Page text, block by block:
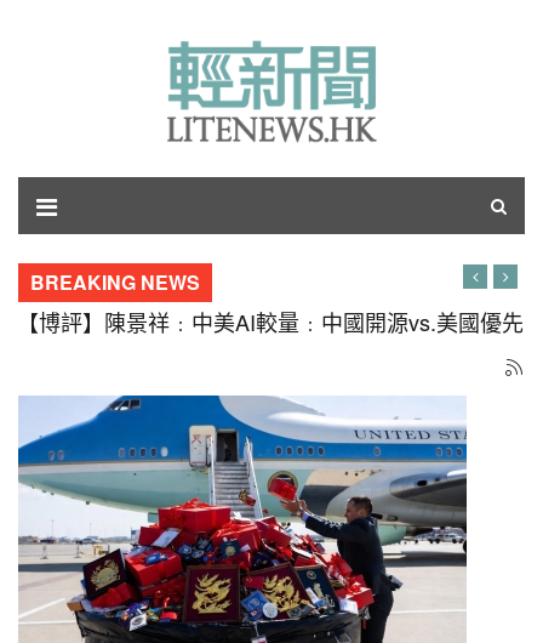
BREAKING NEWS
【軍事博評】William：維珍尼亞BLK V劃歸巡航導彈